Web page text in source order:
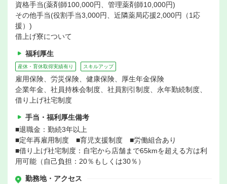
資格手当(薬剤師100,000円、管理薬剤師10,000円)
その他手当(役割手当3,000円、近隣薬局応援2,000円（1応
援）)
借上げ寮について
福利厚生
産休・育休取得実績有り スキルアップ
雇用保険、労災保険、健康保険、厚生年金保険
企業年金、社員持株会制度、社員割引制度、永年勤続制度、
借り上げ社宅制度
手当・福利厚生備考
■退職金：勤続3年以上
■定年再雇用制度 ■育児支援制度 ■労働組合あり
■借り上げ社宅制度：自宅から店舗まで65kmを超える方は利
用可能（自己負担：20％もしくは30％）
勤務地・アクセス